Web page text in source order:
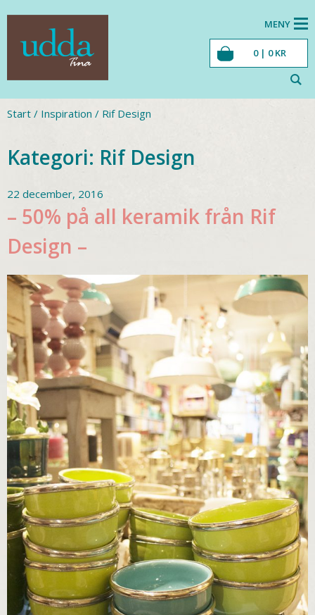
MENY
0 | 0KR
Start / Inspiration / Rif Design
Kategori: Rif Design
22 december, 2016
– 50% på all keramik från Rif
Design –